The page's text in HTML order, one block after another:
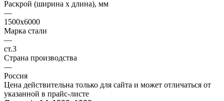
Раскрой (ширина х длина), мм
—
1500х6000
Марка стали
—
ст.3
Страна производства
—
Россия
Цена действительна только для сайта и может отличаться от
указанной в прайс-листе